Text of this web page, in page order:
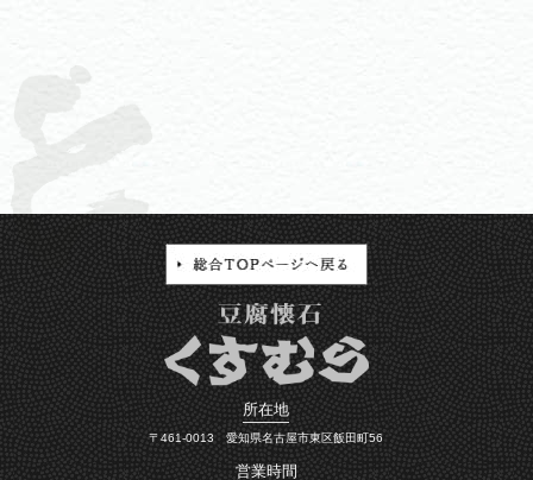
所在地
〒461-0013 愛知県名古屋市東区飯田町56
営業時間